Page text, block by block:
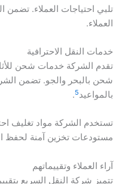
تلبي احتياجات العملاء.
العملاء.
خدمات النقل الاحترافية
تقدم الشركة خدمات شحن
شحن بالبحر والجو. تضمن
بالمواعيد5
.
تستخدم الشركة مواد تغليف
مستودعات تخزين آمنة لحفظ
آراء العملاء وتقييماتهم
تتميز شركة النقل السريع